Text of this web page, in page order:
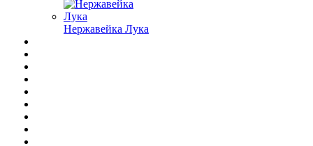
Нержавейка Лука